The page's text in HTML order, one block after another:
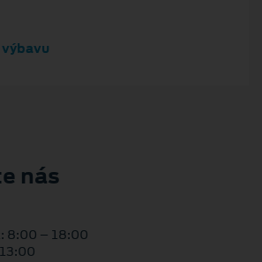
nás
8:00 – 18:00